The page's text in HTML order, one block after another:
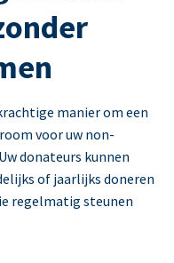
manier om een
voor uw non-
donateurs kunnen
of jaarlijks doneren
regelmatig steunen